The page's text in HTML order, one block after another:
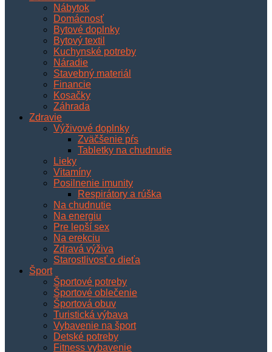
Nábytok
Domácnosť
Bytové doplnky
Bytový textil
Kuchynské potreby
Náradie
Stavebný materiál
Financie
Kosačky
Záhrada
Zdravie
Výživové doplnky
Zväčšenie pŕs
Tabletky na chudnutie
Lieky
Vitamíny
Posilnenie imunity
Respirátory a rúška
Na chudnutie
Na energiu
Pre lepší sex
Na erekciu
Zdravá výživa
Starostlivosť o dieťa
Šport
Športové potreby
Športové oblečenie
Športová obuv
Turistická výbava
Vybavenie na šport
Detské potreby
Fitness vybavenie